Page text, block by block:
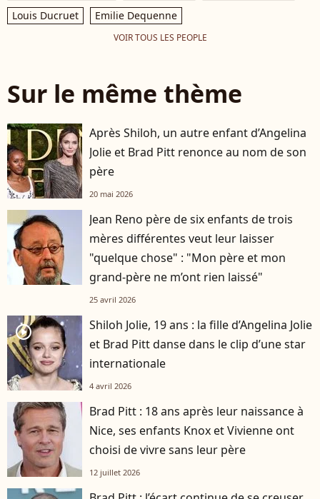
Louis Ducruet
Emilie Dequenne
VOIR TOUS LES PEOPLE
Sur le même thème
Après Shiloh, un autre enfant d’Angelina
Jolie et Brad Pitt renonce au nom de son
père
20 mai 2026
Jean Reno père de six enfants de trois
mères différentes veut leur laisser
"quelque chose" : "Mon père et mon
grand-père ne m’ont rien laissé"
25 avril 2026
player2
Shiloh Jolie, 19 ans : la fille d’Angelina Jolie
et Brad Pitt danse dans le clip d’une star
internationale
4 avril 2026
Brad Pitt : 18 ans après leur naissance à
Nice, ses enfants Knox et Vivienne ont
choisi de vivre sans leur père
12 juillet 2026